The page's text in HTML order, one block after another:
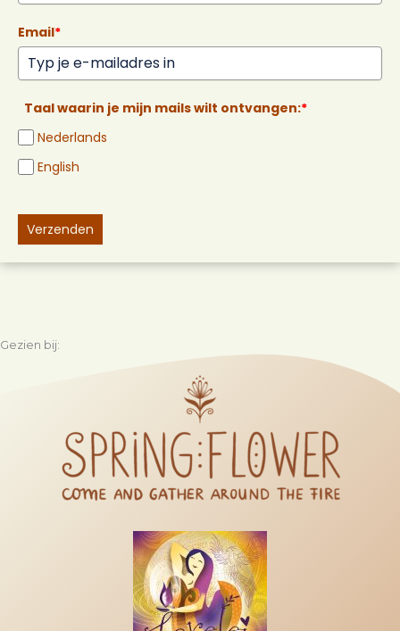
Email*
Taal waarin je mijn mails wilt ontvangen:*
Nederlands
English
Verzenden
Gezien bij: